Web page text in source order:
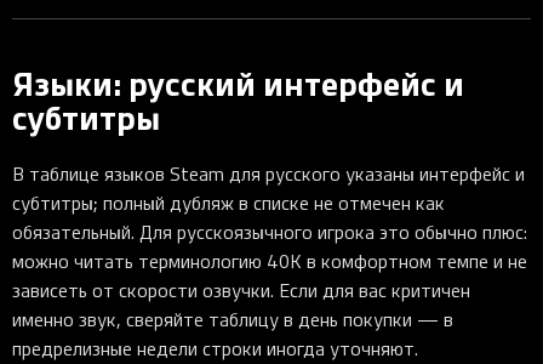
Языки: русский интерфейс и
субтитры
В таблице языков Steam для русского указаны интерфейс и
субтитры; полный дубляж в списке не отмечен как
обязательный. Для русскоязычного игрока это обычно плюс:
можно читать терминологию 40K в комфортном темпе и не
зависеть от скорости озвучки. Если для вас критичен
именно звук, сверяйте таблицу в день покупки — в
предрелизные недели строки иногда уточняют.